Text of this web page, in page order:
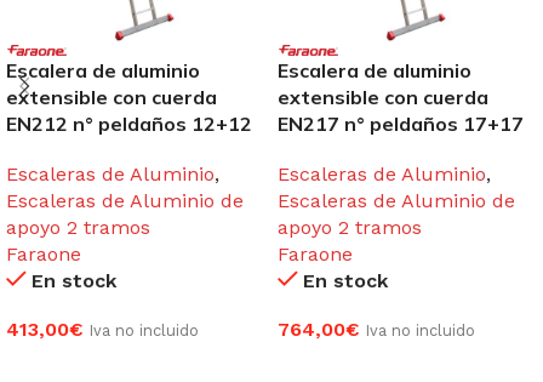
Escalera de aluminio
extensible con cuerda
EN212 n° peldaños 12+12
Escaleras de Aluminio,
Escaleras de Aluminio de
apoyo 2 tramos
Faraone
En stock
413,00€ Iva no incluido
Escalera de aluminio
extensible con cuerda
EN217 n° peldaños 17+17
Escaleras de Aluminio,
Escaleras de Aluminio de
apoyo 2 tramos
Faraone
En stock
764,00€ Iva no incluido